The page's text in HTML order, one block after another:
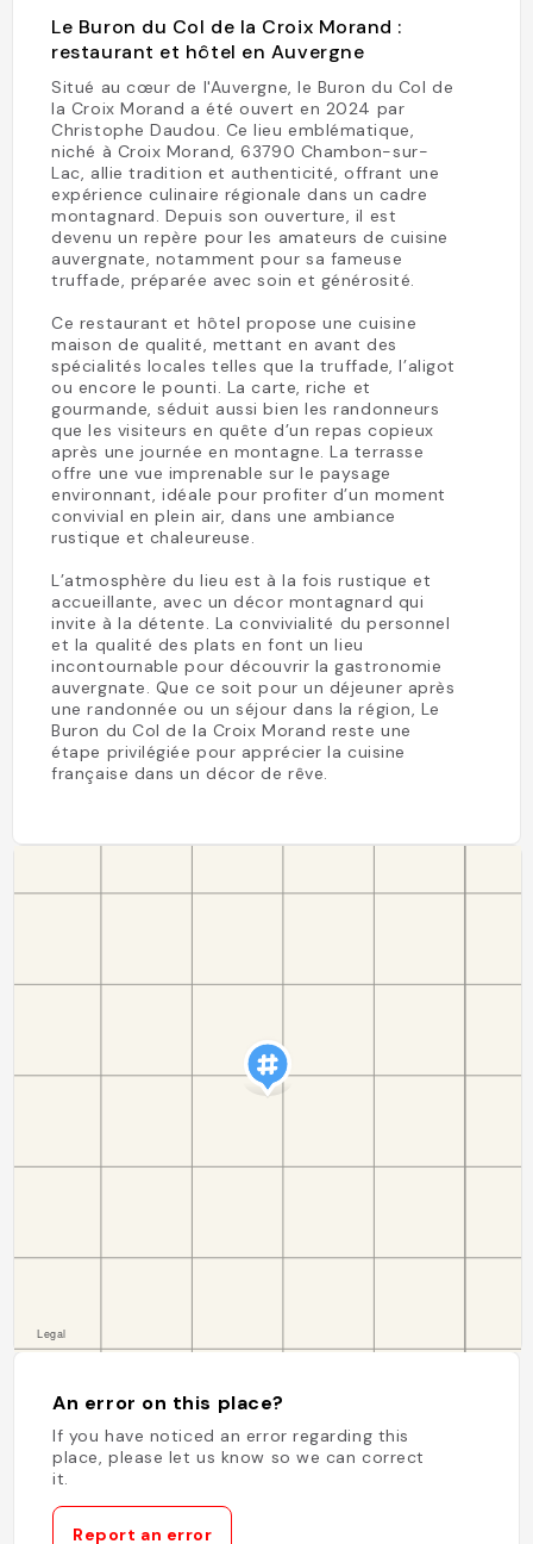
Le Buron du Col de la Croix Morand :
restaurant et hôtel en Auvergne
Situé au cœur de l'Auvergne, le Buron du Col de
la Croix Morand a été ouvert en 2024 par
Christophe Daudou. Ce lieu emblématique,
niché à Croix Morand, 63790 Chambon-sur-
Lac, allie tradition et authenticité, offrant une
expérience culinaire régionale dans un cadre
montagnard. Depuis son ouverture, il est
devenu un repère pour les amateurs de cuisine
auvergnate, notamment pour sa fameuse
truffade, préparée avec soin et générosité.
Ce restaurant et hôtel propose une cuisine
maison de qualité, mettant en avant des
spécialités locales telles que la truffade, l’aligot
ou encore le pounti. La carte, riche et
gourmande, séduit aussi bien les randonneurs
que les visiteurs en quête d’un repas copieux
après une journée en montagne. La terrasse
offre une vue imprenable sur le paysage
environnant, idéale pour profiter d’un moment
convivial en plein air, dans une ambiance
rustique et chaleureuse.
L’atmosphère du lieu est à la fois rustique et
accueillante, avec un décor montagnard qui
invite à la détente. La convivialité du personnel
et la qualité des plats en font un lieu
incontournable pour découvrir la gastronomie
auvergnate. Que ce soit pour un déjeuner après
une randonnée ou un séjour dans la région, Le
Buron du Col de la Croix Morand reste une
étape privilégiée pour apprécier la cuisine
française dans un décor de rêve.
An error on this place?
If you have noticed an error regarding this
place, please let us know so we can correct
it.
Report an error